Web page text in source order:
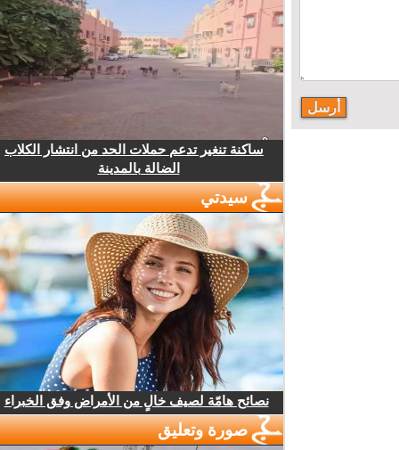
ساكنة تنغير تدعم حملات الحد من انتشار الكلاب
الضالة بالمدينة
سيدتي
نصائح هامّة لصيف خالٍ من الأمراض وفق الخبراء
صورة وتعليق